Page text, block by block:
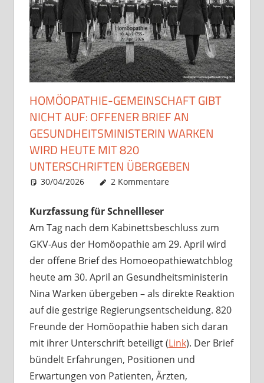
HOMÖOPATHIE-GEMEINSCHAFT GIBT
NICHT AUF: OFFENER BRIEF AN
GESUNDHEITSMINISTERIN WARKEN
WIRD HEUTE MIT 820
UNTERSCHRIFTEN ÜBERGEBEN
30/04/2026 Christian J. Becker
Uncategorized
2 Kommentare
Kurzfassung für Schnellleser
Am Tag nach dem Kabinettsbeschluss zum
GKV-Aus der Homöopathie am 29. April wird
der offene Brief des Homoeopathiewatchblog
heute am 30. April an Gesundheitsministerin
Nina Warken übergeben – als direkte Reaktion
auf die gestrige Regierungsentscheidung. 820
Freunde der Homöopathie haben sich daran
mit ihrer Unterschrift beteiligt (Link). Der Brief
bündelt Erfahrungen, Positionen und
Erwartungen von Patienten, Ärzten,